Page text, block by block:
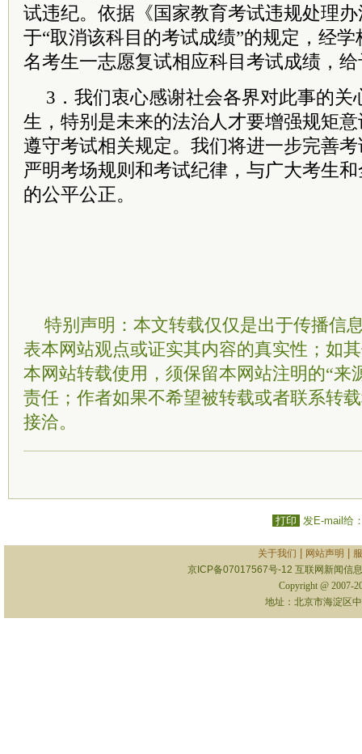
试违纪。依据《国家教育考试违规处理
于“取消该科目的考试成绩”的规定，经
名考生一志愿复试相应科目考试成绩，
3．我们衷心感谢社会各界对此事的关
生，特别是未来的法治人才要增强规矩
遵守考试相关规定。我们将进一步完善
严明考场规则和考试纪律，与广大考生
的公平公正。
特别声明：本文转载仅仅是出于传播信
表本网站观点或证实其内容的真实性；如
本网站转载使用，须保留本网站注明的“来
责任；作者如果不希望被转载或者联系转
接洽。
打印 发E-mail给
关于我们 网站声明
京ICP备07017567号-12 互联网新闻信
Copyright @ 2007-
地址：北京市海淀区